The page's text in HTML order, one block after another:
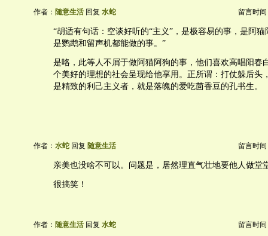
作者： 随意生活 回复 水蛇 留言时间
“胡适有句话：空谈好听的“主义”，是极容易的事，是阿
是鹦鹉和留声机都能做的事。”
是咯，此等人不屑于做阿猫阿狗的事，他们喜欢高唱阳春
个美好的理想的社会呈现给他享用。正所谓：打仗躲后头
是精致的利己主义者，就是落魄的爱吃茴香豆的孔书生。
作者： 水蛇 回复 随意生活 留言时间
亲美也没啥不可以。问题是，居然理直气壮地要他人做堂
很搞笑！
作者： 随意生活 回复 水蛇 留言时间